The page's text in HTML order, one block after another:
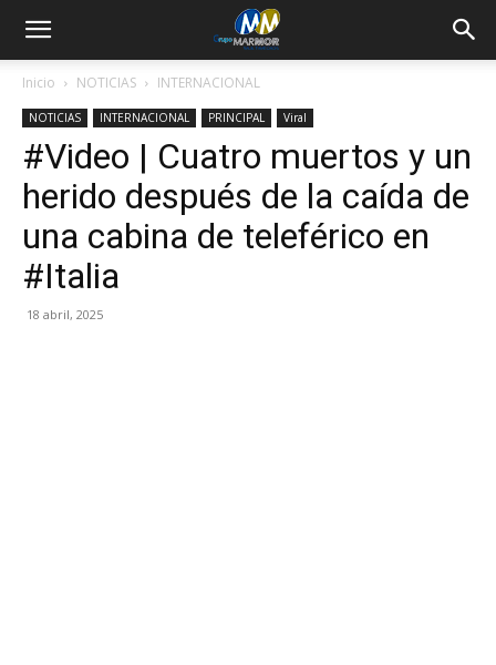
Inicio NOTICIAS INTERNACIONAL
NOTICIAS INTERNACIONAL PRINCIPAL Viral
#Video | Cuatro muertos y un
herido después de la caída de
una cabina de teleférico en
#Italia
18 abril, 2025